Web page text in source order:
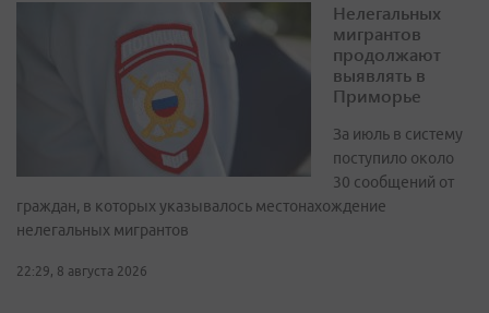
Нелегальных
мигрантов
продолжают
выявлять в
Приморье
За июль в систему
поступило около
30 сообщений от
граждан, в которых указывалось местонахождение
нелегальных мигрантов
22:29, 8 августа 2026